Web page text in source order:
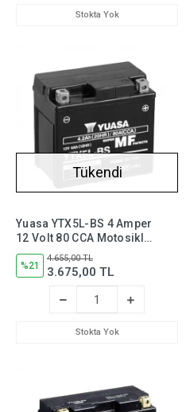
Stokta Yok
Tükendi
Yuasa YTX5L-BS 4 Amper
12 Volt 80 CCA Motosiklet
Aküsü Bakım
Gerektirmez, YTX5LBS
%21
4.655,00 TL
3.675,00 TL
Stokta Yok